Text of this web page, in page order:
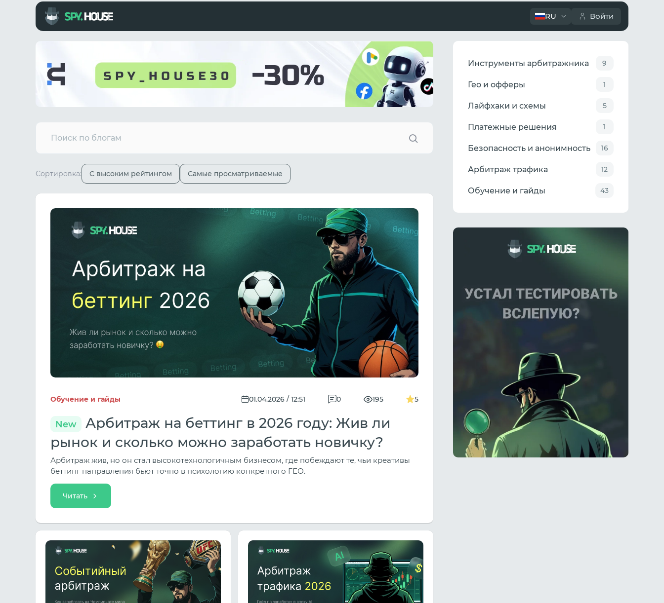
RU Войти
Сортировка: С высоким рейтингом Самые просматриваемые
Обучение и гайды 01.04.2026 / 12:51 0 195 5
New
Арбитраж на беттинг в 2026 году: Жив ли
рынок и сколько можно заработать новичку?
Арбитраж жив, но он стал высокотехнологичным бизнесом, где побеждают те, чьи креативы
беттинг направления бьют точно в психологию конкретного ГЕО.
Читать
Инструменты арбитражника 9
Гео и офферы 1
Лайфхаки и схемы 5
Платежные решения 1
Безопасность и анонимность 16
Арбитраж трафика 12
Обучение и гайды 43